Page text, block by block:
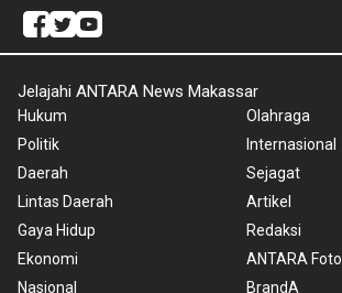
Jelajahi ANTARA News Makassar
Hukum
Politik
Daerah
Lintas Daerah
Gaya Hidup
Ekonomi
Nasional
Olahraga
Internasional
Sejagat
Artikel
Redaksi
ANTARA Foto
BrandA